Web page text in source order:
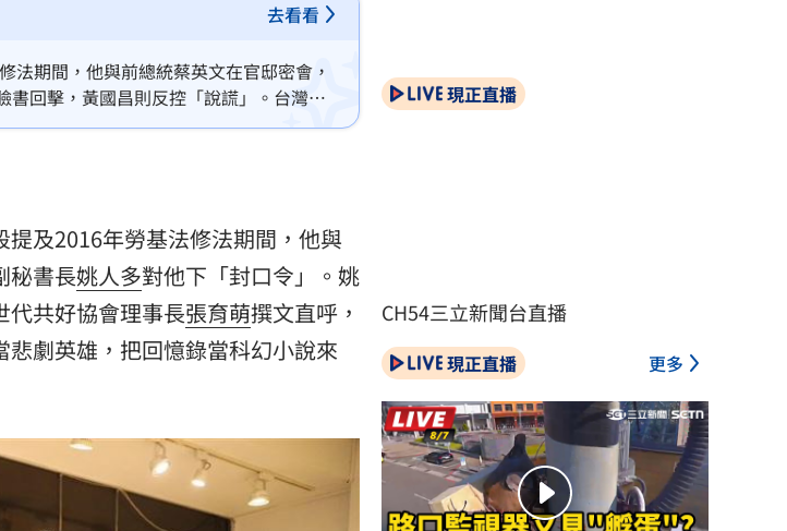
去看看
法期間，他與前總統蔡英文在官邸密會，
回擊，黃國昌則反控「說謊」。台灣青
黨主席，整天幻想當悲劇英雄，把回憶錄
及2016年勞基法修法期間，他與
秘書長姚人多對他下「封口令」。姚
代共好協會理事長張育萌撰文直呼，
劇英雄，把回憶錄當科幻小說來
現正直播
CH54三立新聞台直播
現正直播 更多